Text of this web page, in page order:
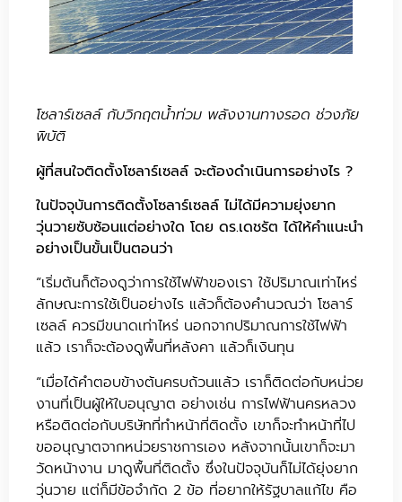
โซลาร์เซลล์ กับวิกฤตน้ำท่วม พลังงานทางรอด ช่วงภัย
พิบัติ
ผู้ที่สนใจติดตั้งโซลาร์เซลล์ จะต้องดำเนินการอย่างไร ?
ในปัจจุบันการติดตั้งโซลาร์เซลล์ ไม่ได้มีความยุ่งยาก
วุ่นวายซับซ้อนแต่อย่างใด โดย ดร.เดชรัต ได้ให้คำแนะนำ
อย่างเป็นขั้นเป็นตอนว่า
“เริ่มต้นก็ต้องดูว่าการใช้ไฟฟ้าของเรา ใช้ปริมาณเท่าไหร่
ลักษณะการใช้เป็นอย่างไร แล้วก็ต้องคำนวณว่า โซลาร์
เซลล์ ควรมีขนาดเท่าไหร่ นอกจากปริมาณการใช้ไฟฟ้า
แล้ว เราก็จะต้องดูพื้นที่หลังคา แล้วก็เงินทุน
“เมื่อได้คำตอบข้างต้นครบถ้วนแล้ว เราก็ติดต่อกับหน่วย
งานที่เป็นผู้ให้ใบอนุญาต อย่างเช่น การไฟฟ้านครหลวง
หรือติดต่อกับบริษัทที่ทำหน้าที่ติดตั้ง เขาก็จะทำหน้าที่ไป
ขออนุญาตจากหน่วยราชการเอง หลังจากนั้นเขาก็จะมา
วัดหน้างาน มาดูพื้นที่ติดตั้ง ซึ่งในปัจจุบันก็ไม่ได้ยุ่งยาก
วุ่นวาย แต่ก็มีข้อจำกัด 2 ข้อ ที่อยากให้รัฐบาลแก้ไข คือ